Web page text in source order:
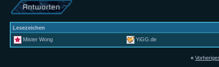
Lesezeichen
Mister Wong
YiGG.de
«